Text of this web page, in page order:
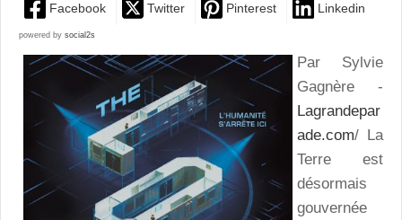
Facebook Twitter Pinterest Linkedin
powered by social2s
Par Sylvie
Gagnère -
Lagrandepar
ade.com/ La
Terre est
désormais
gouvernée